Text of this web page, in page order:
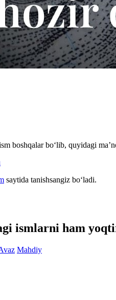
boshqalar bo‘lib, quyidagi
saytida tanishsangiz bo‘ladi.
ismlarni ham
Mahdiy